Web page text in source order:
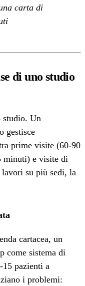
carta di
di uno studio
studio. Un
gestisce
prime visite (60-90
e visite di
su più sedi, la
cartacea, un
come sistema di
15 pazienti a
i problemi: